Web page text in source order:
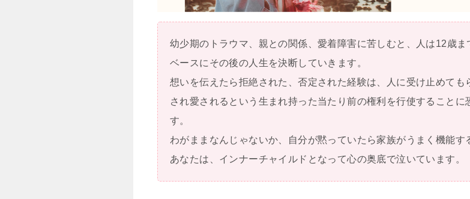
幼少期のトラウマ、親との関係、愛着障害に苦しむと、人は12歳
ベースにその後の人生を決断していきます。
想いを伝えたら拒絶された、否定された経験は、人に受け止めて
され愛されるという生まれ持った当たり前の権利を行使することに
す。
わがままなんじゃないか、自分が黙っていたら家族がうまく機能す
あなたは、インナーチャイルドとなって心の奥底で泣いています。